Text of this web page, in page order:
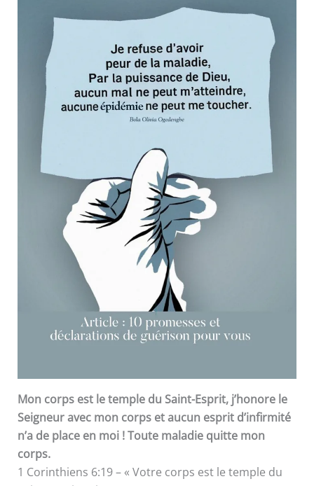
Mon corps est le temple du Saint-Esprit, j’honore le
Seigneur avec mon corps et aucun esprit d’infirmité
n’a de place en moi ! Toute maladie quitte mon
corps.
1 Corinthiens 6:19 – « Votre corps est le temple du